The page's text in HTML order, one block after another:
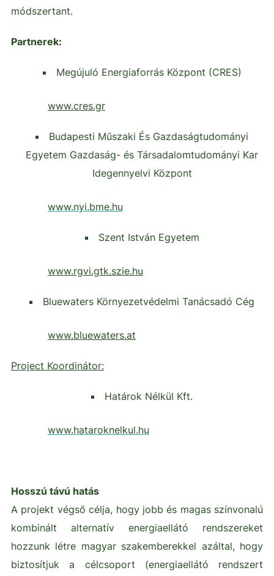
módszertant.
Partnerek:
Megújuló Energiaforrás Központ (CRES)
www.cres.gr
Budapesti Műszaki És Gazdaságtudományi
Egyetem Gazdaság- és Társadalomtudományi Kar
Idegennyelvi Központ
www.nyi.bme.hu
Szent István Egyetem
www.rgvi.gtk.szie.hu
Bluewaters Környezetvédelmi Tanácsadó Cég
www.bluewaters.at
Project Koordinátor:
Határok Nélkül Kft.
www.hataroknelkul.hu
Hosszú távú hatás
A projekt végső célja, hogy jobb és magas színvonalú
kombinált alternatív energiaellátó rendszereket
hozzunk létre magyar szakemberekkel azáltal, hogy
biztosítjuk a célcsoport (energiaellátó rendszert